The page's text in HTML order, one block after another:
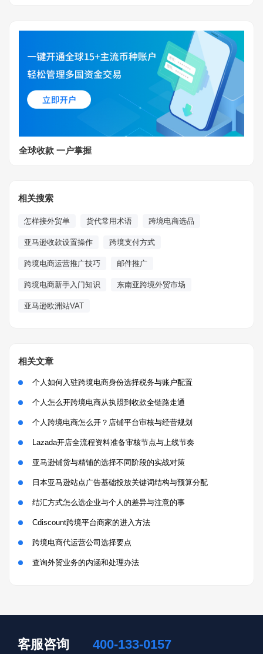
全球收款 一户掌握
相关搜索
怎样接外贸单 货代常用术语 跨境电商选品
亚马逊收款设置操作 跨境支付方式
跨境电商运营推广技巧 邮件推广
跨境电商新手入门知识 东南亚跨境外贸市场
亚马逊欧洲站VAT
相关文章
个人如何入驻跨境电商身份选择税务与账户配置
个人怎么开跨境电商从执照到收款全链路走通
个人跨境电商怎么开？店铺平台审核与经营规划
Lazada开店全流程资料准备审核节点与上线节奏
亚马逊铺货与精铺的选择不同阶段的实战对策
日本亚马逊站点广告基础投放关键词结构与预算分配
结汇方式怎么选企业与个人的差异与注意的事
Cdiscount跨境平台商家的进入方法
跨境电商代运营公司选择要点
查询外贸业务的内涵和处理办法
客服咨询 400-133-0157